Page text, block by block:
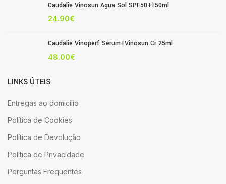
Caudalie Vinosun Agua Sol SPF50+150ml
24.90€
Caudalie Vinoperf Serum+Vinosun Cr 25ml
48.00€
LINKS ÚTEIS
Entregas ao domicílio
Política de Cookies
Política de Devolução
Política de Privacidade
Perguntas Frequentes